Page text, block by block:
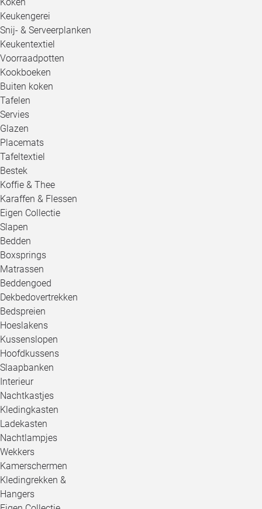
Keukengerei
Snij- & Serveerplanken
Keukentextiel
Voorraadpotten
Kookboeken
Buiten koken
Tafelen
Servies
Glazen
Placemats
Tafeltextiel
Bestek
Koffie & Thee
Karaffen & Flessen
Eigen Collectie
Slapen
Bedden
Boxsprings
Matrassen
Beddengoed
Dekbedovertrekken
Bedspreien
Hoeslakens
Kussenslopen
Hoofdkussens
Slaapbanken
Interieur
Nachtkastjes
Kledingkasten
Ladekasten
Nachtlampjes
Wekkers
Kamerschermen
Kledingrekken &
Hangers